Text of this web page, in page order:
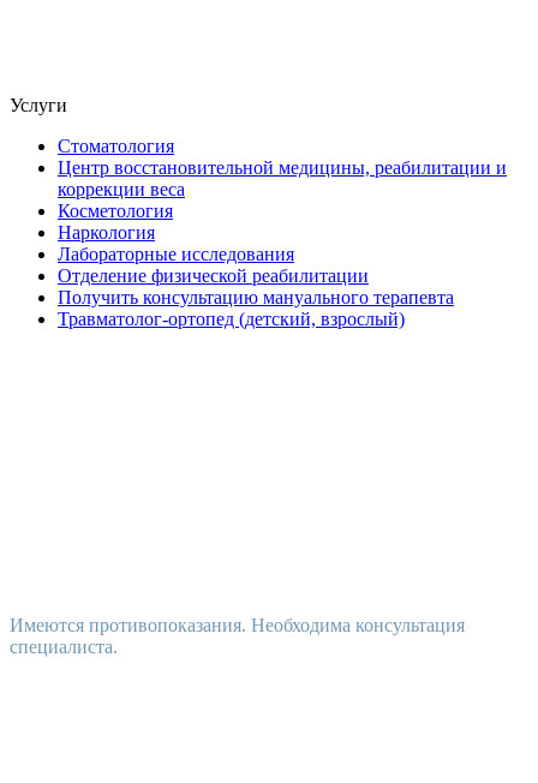
Услуги
Стоматология
Центр восстановительной медицины, реабилитации и
коррекции веса
Косметология
Наркология
Лабораторные исследования
Отделение физической реабилитации
Получить консультацию мануального терапевта
Травматолог-ортопед (детский, взрослый)
Имеются противопоказания. Необходима консультация
специалиста.